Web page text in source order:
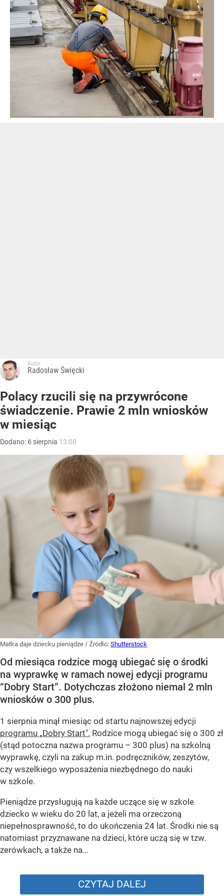
Autor:
Radosław Święcki
Polacy rzucili się na przywrócone
świadczenie. Prawie 2 mln wniosków
w miesiąc
Dodano: 6 sierpnia 13:00
Matka daje dziecku pieniądze / Źródło: Shutterstock
Od miesiąca rodzice mogą ubiegać się o środki
na wyprawkę w ramach nowej edycji programu
“Dobry Start”. Dotychczas złożono niemal 2 mln
wniosków o 300 plus.
1 sierpnia minął miesiąc od startu najnowszej edycji
programu „Dobry Start". Rodzice mogą ubiegać się o 300 zł
(stąd potoczna nazwa programu – 300 plus) na szkolną
wyprawkę, czyli na zakup m.in. podręczników, zeszytów,
czy wszelkiego wyposażenia niezbędnego do nauki
w szkole.
Pieniądze przysługują na każde uczące się w szkole
dziecko w wieku do 20 lat, a jeżeli ma orzeczoną
niepełnosprawność, to do ukończenia 24 lat. Środki nie są
natomiast przyznawane na dzieci, które uczą się w tzw.
zerówkach, a także na...
CZYTAJ DALEJ